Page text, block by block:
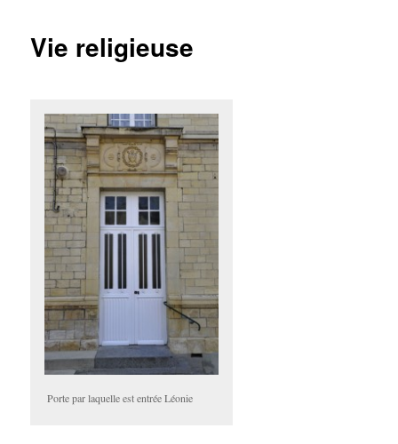
Vie religieuse
Porte par laquelle est entrée Léonie